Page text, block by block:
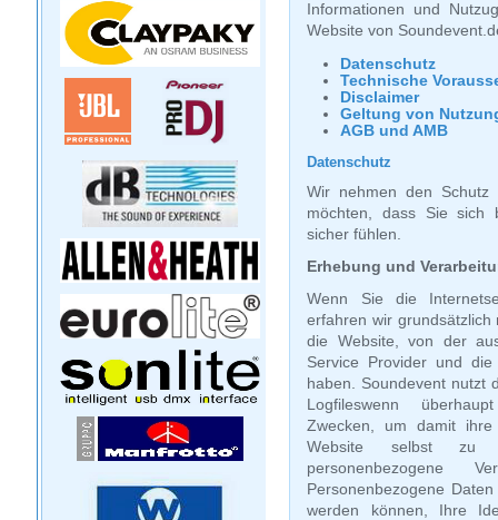
Informationen und
Website von
Datenschutz
Technische
Disclaimer
Geltung von
AGB und AMB
Datenschutz
Wir nehmen den Schutz
möchten, dass Sie sich
sicher fühlen.
Erhebung und
Wenn Sie die
erfahren wir grundsätzlich
die Website, von der
Service Provider und
haben. Soundevent nutzt
Logfileswenn
Zwecken, um damit
Website selbst zu
personenbezogene
Personenbezogene
werden können, Ihre